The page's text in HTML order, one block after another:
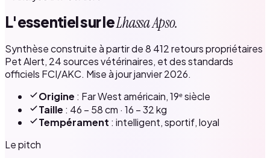
L'essentiel sur leLhassa Apso.
Synthèse construite à partir de 8 412 retours propriétaires
Pet Alert, 24 sources vétérinaires, et des standards
officiels FCI/AKC. Mise à jour janvier 2026.
Origine : Far West américain, 19ᵉ siècle
Taille : 46 – 58 cm · 16 – 32 kg
Tempérament : intelligent, sportif, loyal
Le pitch